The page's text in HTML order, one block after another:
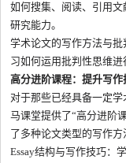
如何搜集、阅读、引用
研究能力。
学术论文的写作方法与
习如何运用批判性思维进
高分进阶课程：提升写
对于那些已经具备一定
马课堂提供了“高分进阶
了多种论文类型的写作方
Essay结构与写作技巧：